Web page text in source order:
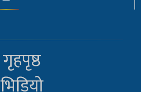
गृहपृष्ठ
भिडियो